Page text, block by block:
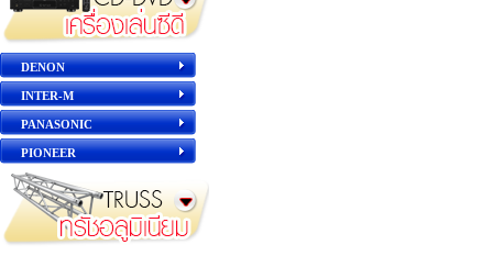
DENON
INTER-M
PANASONIC
PIONEER